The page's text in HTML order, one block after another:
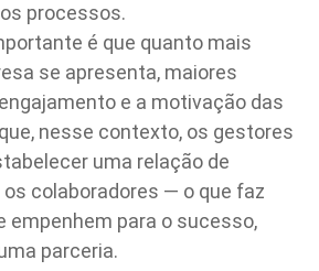
processos.
é que quanto mais
se apresenta, maiores
e a motivação das
nesse contexto, os gestores
uma relação de
colaboradores — o que faz
empenhem para o sucesso,
parceria.